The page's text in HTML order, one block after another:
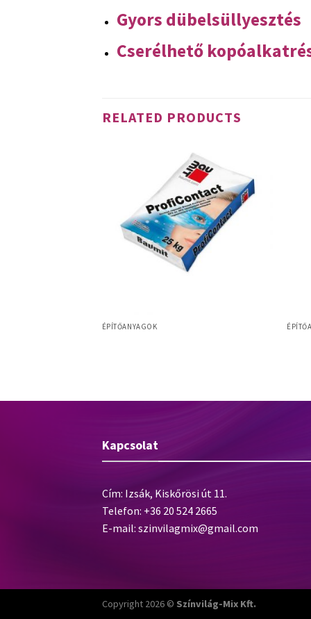
Gyors dübelsüllyesztés
Cserélhető
RELATED PRODUCTS
ÉPÍTŐANYAGOK
Kapcsolat
Cím: Izsák, Kiskőrösi út 11.
Telefon: +36 20 524 2665
E-mail: szinvilagmix@gmail.com
Copyright 2026 © Színvilág-Mix Kft.